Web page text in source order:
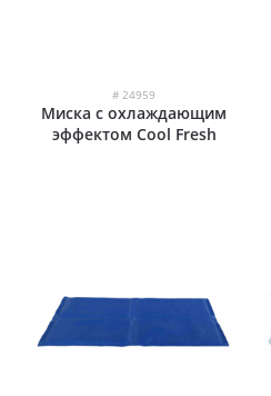
# 24959
Миска с охлаждающим
эффектом Cool Fresh